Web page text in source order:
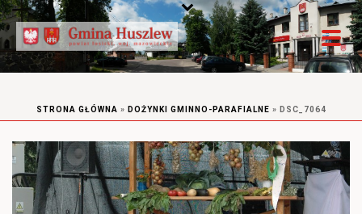
STRONA GŁÓWNA » DOŻYNKI GMINNO-PARAFIALNE » DSC_7064